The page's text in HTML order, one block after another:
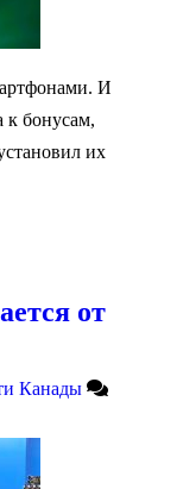
И
к бонусам,
их
от
Канады